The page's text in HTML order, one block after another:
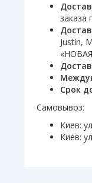
заказа
Justin,
Срок
Самовывоз:
Киев:
Киев: